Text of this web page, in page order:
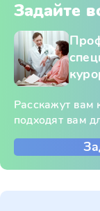
Задайте
Расскажут вам
подходят вам